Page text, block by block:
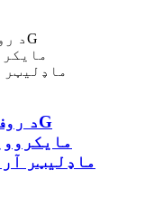
ماډلیټر